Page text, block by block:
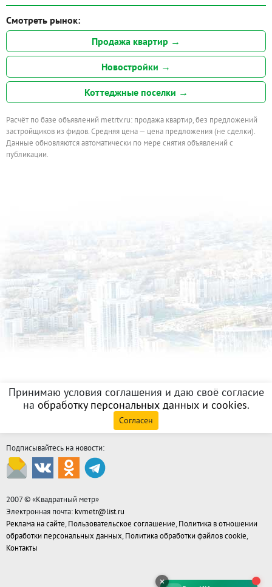
Смотреть рынок:
Продажа квартир →
Новостройки →
Коттеджные поселки →
Расчёт по базе объявлений metrtv.ru: продажа квартир, без предложений
застройщиков из фидов. Средняя цена — цена предложения (не сделки).
Данные обновляются автоматически по мере снятия объявлений с
публикации.
Принимаю условия соглашения и даю своё согласие
на обработку персональных данных и cookies.
Согласен
Подписывайтесь на новости:
2007 © «Квадратный метр»
Электронная почта: kvmetr@list.ru
Реклама на сайте, Пользовательское соглашение, Политика в отношении
обработки персональных данных, Политика обработки файлов cookie,
Контакты